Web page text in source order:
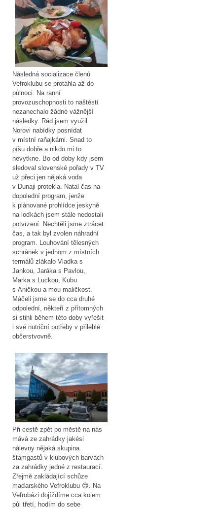
Následná socializace členů
Vefroklubu se protáhla až do
půlnoci. Na ranní
provozuschopnosti to naštěstí
nezanechalo žádné vážnější
následky. Rád jsem využil
Norovi nabídky posnídat
v místní raňajkárni. Snad to
píšu dobře a nikdo mi to
nevytkne. Bo od doby kdy jsem
sledoval slovenské pořady v TV
už přeci jen nějaká voda
v Dunaji protekla. Natal čas na
dopolední program, jenže
k plánované prohlídce jeskyně
na loďkách jsem stále nedostali
potvrzení. Nechtěli jsme ztrácet
čas, a tak byl zvolen náhradní
program. Louhování tělesných
schránek v jednom z místních
termálů zlákalo Vladka s
Jankou, Jaráka s Pavlou,
Marka s Luckou, Kubu
s Aničkou a mou maličkost.
Máčeli jsme se do cca druhé
odpolední, někteří z přítomných
si stihli během této doby vyřešit
i své nutriční potřeby v přilehlé
občerstvovně.
Při cestě zpět po městě na nás
mává ze zahrádky jakési
nálevny nějaká skupina
štamgastů v klubových barvách
za zahrádky jedné z restaurací.
Zřejmě zakládající schůze
maďarského Vefroklubu 😊. Na
Vefrobázi dojíždíme cca kolem
půl třetí, hodím do sebe